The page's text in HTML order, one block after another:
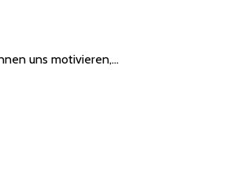
uns motivieren,…